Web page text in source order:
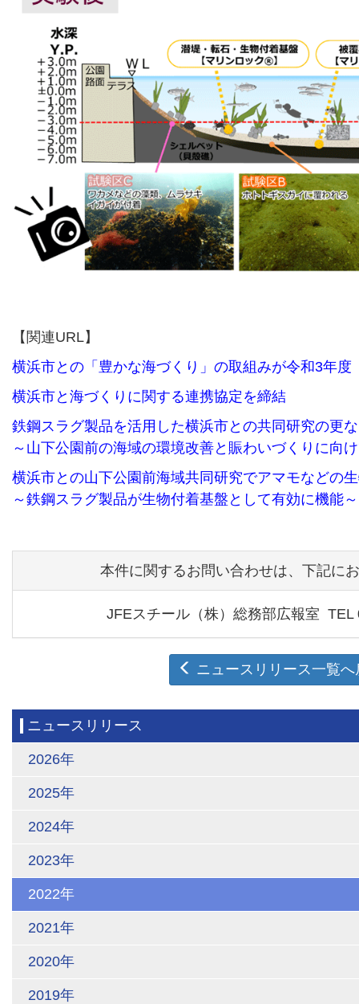
【関連URL】
横浜市との「豊かな海づくり」の取組みが令和3年度
横浜市と海づくりに関する連携協定を締結
鉄鋼スラグ製品を活用した横浜市との共同研究の更
～山下公園前の海域の環境改善と賑わいづくりに向
横浜市との山下公園前海域共同研究でアマモなどの
～鉄鋼スラグ製品が生物付着基盤として有効に機能～
本件に関するお問い合わせは、下記に
JFEスチール（株） 総務部広報室 TEL
ニュースリリース一覧へ
ニュースリリース
2026年
2025年
2024年
2023年
2022年
2021年
2020年
2019年